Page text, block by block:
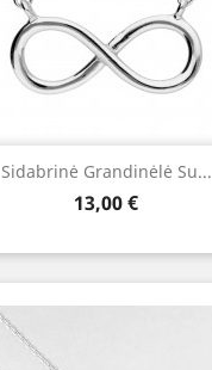
Sidabrinė Grandinėlė Su...
Kaina
13,00 €